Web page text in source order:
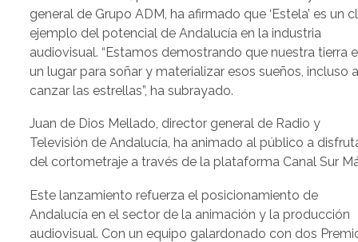
general de Grupo ADM, ha afirmado que ‘Estela’ es un
ejemplo del potencial de Andalucía en la industria
audiovisual. “Estamos demostrando que nuestra tierra
un lugar para soñar y materializar esos sueños, incluso
canzar las estrellas”, ha subrayado.
Juan de Dios Mellado, director general de Radio y
Televisión de Andalucía, ha animado al público a
del cortometraje a través de la plataforma Canal Sur
Este lanzamiento refuerza el posicionamiento de
Andalucía en el sector de la animación y la producción
audiovisual. Con un equipo galardonado con dos